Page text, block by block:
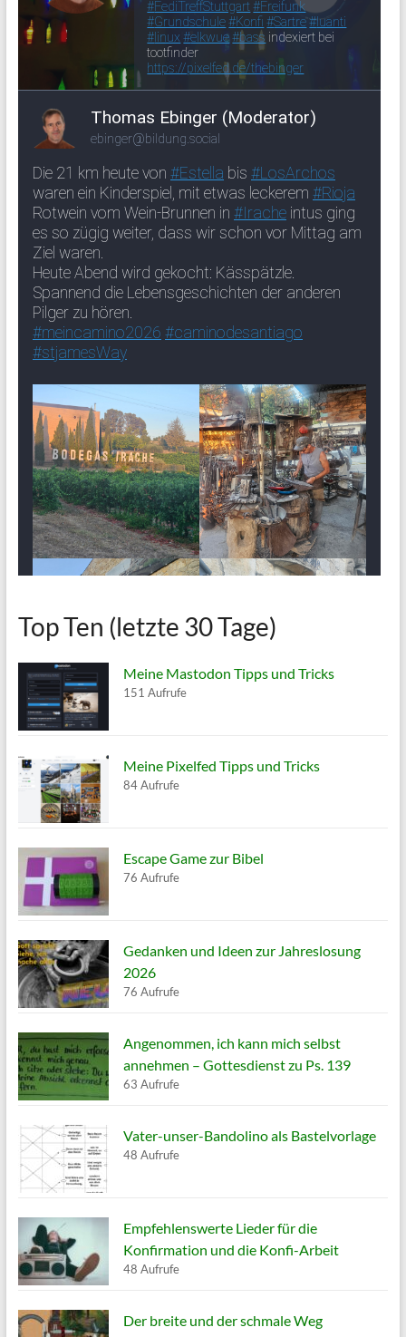
Top Ten (letzte 30 Tage)
Meine Mastodon Tipps und Tricks
151 Aufrufe
Meine Pixelfed Tipps und Tricks
84 Aufrufe
Escape Game zur Bibel
76 Aufrufe
Gedanken und Ideen zur Jahreslosung
2026
76 Aufrufe
Angenommen, ich kann mich selbst
annehmen – Gottesdienst zu Ps. 139
63 Aufrufe
Vater-unser-Bandolino als Bastelvorlage
48 Aufrufe
Empfehlenswerte Lieder für die
Konfirmation und die Konfi-Arbeit
48 Aufrufe
Der breite und der schmale Weg